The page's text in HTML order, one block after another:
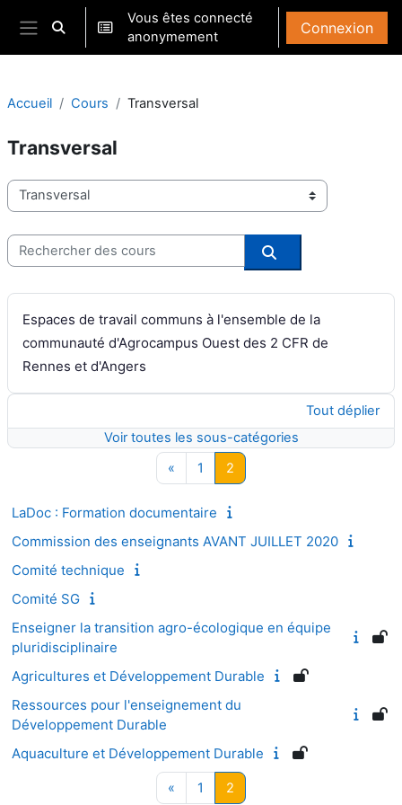
Passer au contenu principal
Panneau latéral
Activer/désactiver la saisie de recherche
Vous êtes connecté
anonymement
Connexion
Accueil Cours Transversal
Transversal
Catégories de cours
Rechercher des cours
Rechercher des
Espaces de travail communs à l'ensemble de la
communauté d'Agrocampus Ouest des 2 CFR de
Rennes et d'Angers
Tout déplier
Voir toutes les sous-catégories
« Page précédente
1 Page 1
2
LaDoc : Formation documentaire
Commission des enseignants AVANT JUILLET 2020
Comité technique
Comité SG
Enseigner la transition agro-écologique en équipe
pluridisciplinaire
Agricultures et Développement Durable
Ressources pour l'enseignement du
Développement Durable
Aquaculture et Développement Durable
« Page précédente
1 Page 1
2